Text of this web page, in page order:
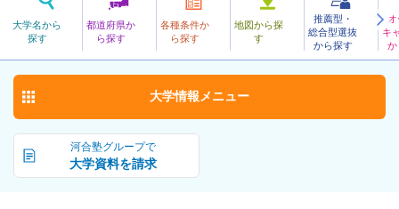
大学名から
探す
都道府県か
ら探す
各種条件か
ら探す
地図から探
す
推薦型・
総合型選抜
から探す
キ
か
公立
しものせきしりつ
下関市立大学 お気に入り
河合塾グループで
大学資料を請求
大学情報 メニュー